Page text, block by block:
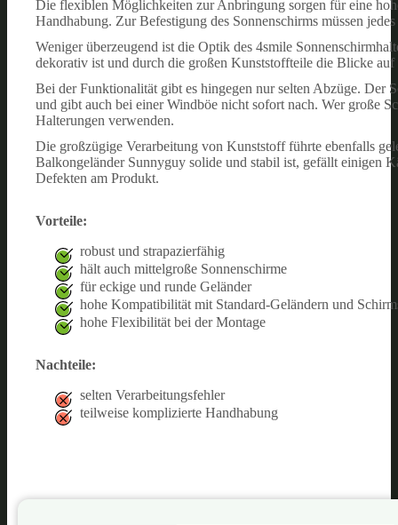
Die flexiblen Möglichkeiten zur Anbringung sorgen für eine
Handhabung. Zur Befestigung des Sonnenschirms müssen
Weniger überzeugend ist die Optik des 4smile
dekorativ ist und durch die großen Kunststoffteile die Blicke auf
Bei der Funktionalität gibt es hingegen nur selten Abzüge. Der
und gibt auch bei einer Windböe nicht sofort nach. Wer große
Halterungen verwenden.
Die großzügige Verarbeitung von Kunststoff führte ebenfalls
Balkongeländer Sunnyguy solide und stabil ist, gefällt einigen
Defekten am Produkt.
Vorteile:
robust und strapazierfähig
hält auch mittelgroße Sonnenschirme
für eckige und runde Geländer
hohe Kompatibilität mit Standard-Geländern und
hohe Flexibilität bei der Montage
Nachteile:
selten Verarbeitungsfehler
teilweise komplizierte Handhabung